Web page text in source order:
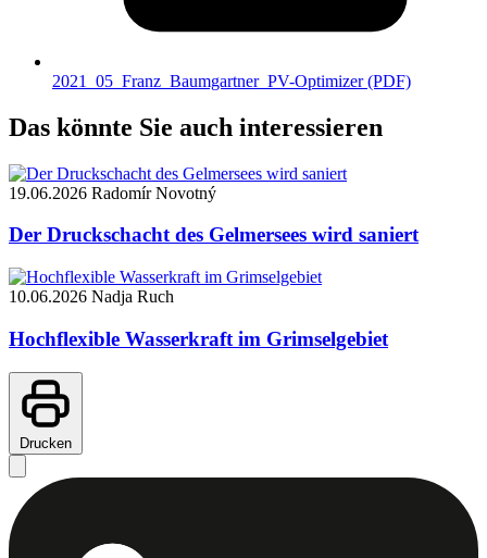
2021_05_Franz_Baumgartner_PV-Optimizer(PDF)
Das könnte Sie auch interessieren
19.06.2026 Radomír Novotný
Der Druckschacht des Gelmersees wird saniert
10.06.2026 Nadja Ruch
Hochflexible Wasserkraft im Grimselgebiet
Drucken